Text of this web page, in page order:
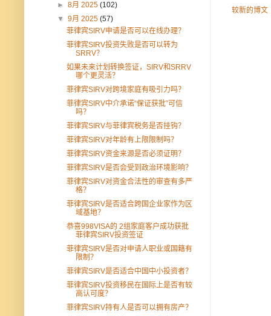
较新的博文
►8月 2025(102)
▼9月 2025(57)
菲律宾SIRV申请是否可以在线办理？
菲律宾SIRV投资失败是否可以转为
SRRV？
如果未来计划转换签证，SIRV和SRRV
哪个更灵活？
菲律宾SIRV对跨境家庭有吸引力吗？
菲律宾SIRV中介承诺“保证获批”可信
吗？
菲律宾SIRV与菲律宾税务是否挂钩？
菲律宾SIRV对年龄有上限限制吗？
菲律宾SIRV资金来源是否必须证明？
菲律宾SIRV是否会受到政治环境影响？
菲律宾SIRV对资金合法性的审查有多严
格？
菲律宾SIRV是否适合跨国企业家作为区
域基地？
恭喜998VISA的 2组家庭客户成功获批
菲律宾SIRV投资签证
菲律宾SIRV是否对申请人职业或国籍有
限制？
菲律宾SIRV是否适合中国中小投资者？
菲律宾SIRV投资移民在国际上是否有较
高认可度？
菲律宾SIRV持有人是否可以拥有房产？